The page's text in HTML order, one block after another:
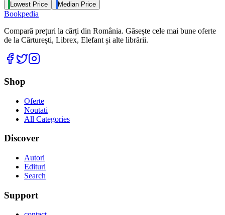
Lowest Price Median Price
Bookpedia
Compară prețuri la cărți din România. Găsește cele mai bune oferte
de la Cărturești, Librex, Elefant și alte librării.
Facebook
Twitter
Shop
Oferte
Noutati
All Categories
Discover
Autori
Edituri
Search
Support